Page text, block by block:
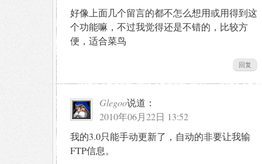
好像上面几个留言的都不怎么想用或用得到这
个功能嘛，不过我觉得还是不错的，比较方
便，适合菜鸟
回复
Glegoo说道：
2010年06月22日 13:52
我的3.0只能手动更新了，自动的非要让我输
FTP信息。